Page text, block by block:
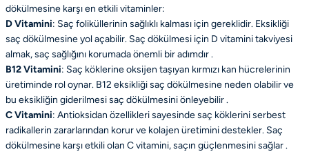
dökülmesine karşı en etkili vitaminler:
D Vitamini: Saç foliküllerinin sağlıklı kalması için gereklidir. Eksikliği
saç dökülmesine yol açabilir. Saç dökülmesi için D vitamini takviyesi
almak, saç sağlığını korumada önemli bir adımdır .
B12 Vitamini: Saç köklerine oksijen taşıyan kırmızı kan hücrelerinin
üretiminde rol oynar. B12 eksikliği saç dökülmesine neden olabilir ve
bu eksikliğin giderilmesi saç dökülmesini önleyebilir .
C Vitamini: Antioksidan özellikleri sayesinde saç köklerini serbest
radikallerin zararlarından korur ve kolajen üretimini destekler. Saç
dökülmesine karşı etkili olan C vitamini, saçın güçlenmesini sağlar .